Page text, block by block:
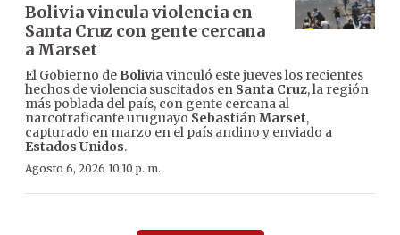
Bolivia vincula violencia en
Santa Cruz con gente cercana
a Marset
El Gobierno de Boliviavinculó este jueves los recientes
hechos de violencia suscitados en Santa Cruz, la región
más poblada del país, con gente cercana al
narcotraficante uruguayo Sebastián Marset,
capturado en marzo en el país andino y enviado a
Estados Unidos.
Agosto 6, 2026 10:10 p. m.